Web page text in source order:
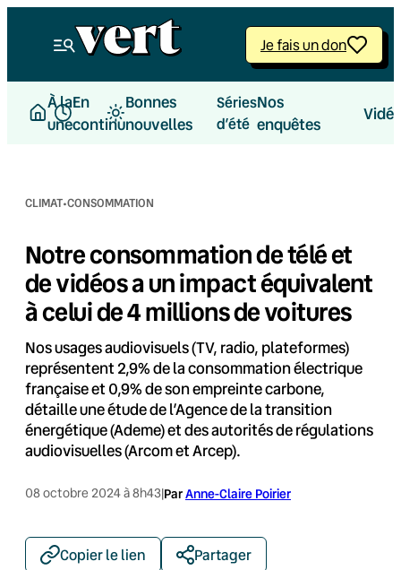
Je fais un don
À la
une
En
continu
Bonnes
nouvelles
Séries
d’été
Nos
enquêtes
CLIMAT·CONSOMMATION
Notre consommation de télé et
de vidéos a un impact équivalent
à celui de 4 millions de voitures
Nos usages audiovisuels (TV, radio, plateformes)
représentent 2,9% de la consommation électrique
française et 0,9% de son empreinte carbone,
détaille une étude de l’Agence de la transition
énergétique (Ademe) et des autorités de régulations
audiovisuelles (Arcom et Arcep).
08 octobre 2024 à 8h43|ParAnne-Claire Poirier
Copier le lien Partager